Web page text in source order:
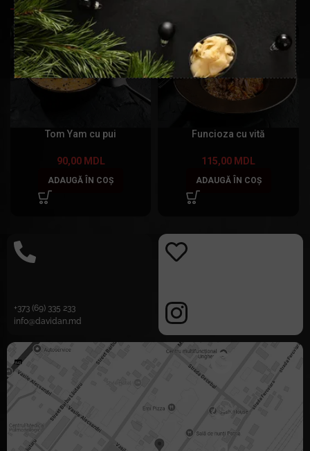
Tom Yam cu pui
90,00 MDL
ADAUGĂ ÎN COȘ
Funcioza cu vită
115,00 MDL
ADAUGĂ ÎN COȘ
+373 (69) 335 233
info@davidan.md